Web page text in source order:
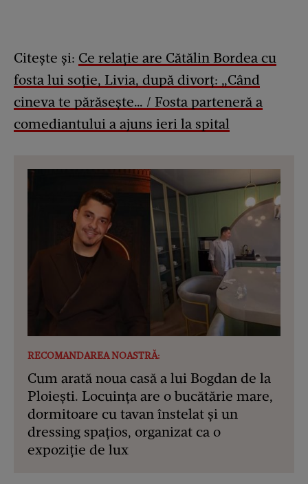
Citește și: Ce relație are Cătălin Bordea cu
fosta lui soție, Livia, după divorț: „Când
cineva te părăsește… / Fosta parteneră a
comediantului a ajuns ieri la spital
RECOMANDAREA NOASTRĂ:
Cum arată noua casă a lui Bogdan de la
Ploiești. Locuința are o bucătărie mare,
dormitoare cu tavan înstelat și un
dressing spațios, organizat ca o
expoziție de lux